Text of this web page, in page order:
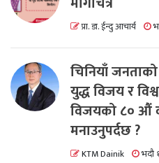
प्रा. डा. ईन्दु आचार्य
चिनियाँ
युद्ध विजय र
विजयको ८० औं
मनाउनुपर्दछ ?
KTM Dainik भदौ